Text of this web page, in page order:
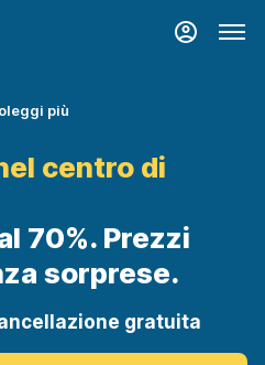
più
centro di
70%. Prezzi
sorprese.
gratuita